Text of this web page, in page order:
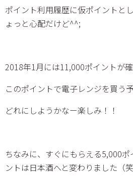
ポイント利用履歴に仮ポイントと
ょっと心配だけど^^;
2018年1月には11,000ポイントが
このポイントで電子レンジを買う予
どれにしようかなー楽しみ！！
ちなみに、すぐにもらえる5,000
ントは日本酒へと変わりました（笑